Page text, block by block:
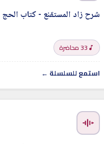
شرح زاد المستقنع - كتاب الحج
33 محاضرة
استمع للسلسلة ←